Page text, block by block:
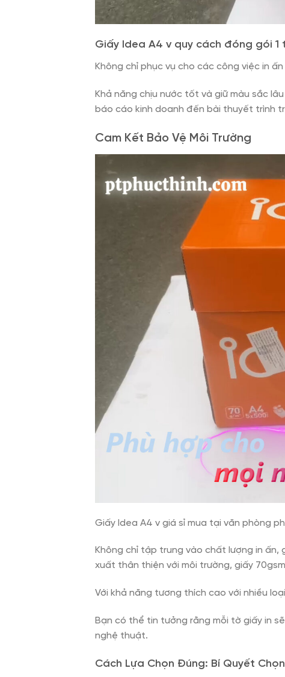
Giấy Idea A4 v quy cách đóng gói 1
Không chỉ phục vụ cho các công việc in
Khả năng chịu nước tốt và giữ màu sắc
báo cáo kinh doanh đến bài thuyết trình
Cam Kết Bảo Vệ Môi Trường
Giấy Idea A4 v giá sỉ mua tại văn phòng
Không chỉ tập trung vào chất lượng in ấn,
xuất thân thiện với môi trường, giấy
Với khả năng tương thích cao với nhiều
Bạn có thể tin tưởng rằng mỗi tờ giấy in
nghệ thuật.
Cách Lựa Chọn Đúng: Bí Quyết